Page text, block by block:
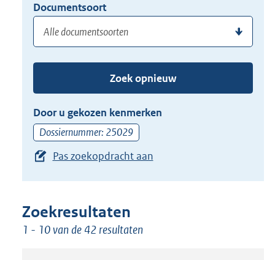
of
(dossier)nummer
hier
uw
zoekterm
of
(dossier)nummer
in
Documentsoort
of
de
pijl
beneden
toets
Zoek opnieuw
Door u gekozen kenmerken
Dossiernummer: 25029
Pas zoekopdracht aan
Zoekresultaten
1 - 10 van de 42 resultaten